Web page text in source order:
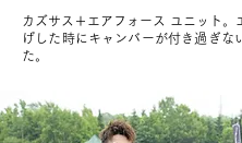
カズサス＋エアフォース ユニット。
げした時にキャンバーが付き過ぎな
た。